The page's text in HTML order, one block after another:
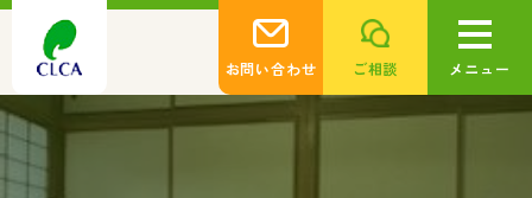
お問い合わせ ご相談 メニュー